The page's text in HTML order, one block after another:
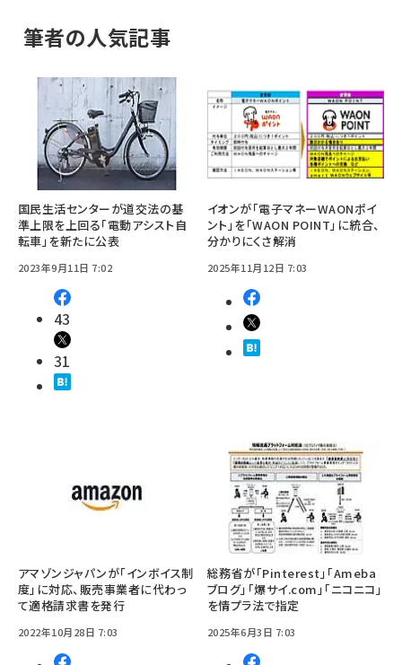
筆者の人気記事
国民生活センターが道交法の基
準上限を上回る「電動アシスト自
転車」を新たに公表
2023年9月11日 7:02
43
31
イオンが「電子マネーWAONポイ
ント」を「WAON POINT」に統合、
分かりにくさ解消
2025年11月12日 7:03
アマゾンジャパンが「インボイス制
度」に対応、販売事業者に代わっ
て適格請求書を発行
2022年10月28日 7:03
総務省が「Pinterest」「Ameba
ブログ」「爆サイ.com」「ニコニコ」
を情プラ法で指定
2025年6月3日 7:03